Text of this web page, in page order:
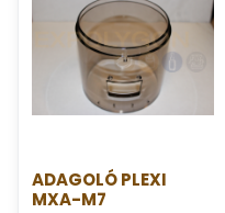
ADAGOLÓ PLEXI
MXA-M7